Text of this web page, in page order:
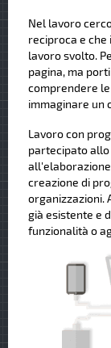
Nel lavoro
reciproca e
lavoro svolto.
pagina, ma
comprendere
immaginare un
Lavoro con
partecipato
creazione di
organizzazioni.
già esistente e
funzionalità o